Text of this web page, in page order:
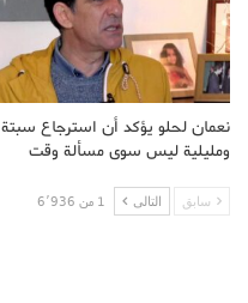
نعمان لحلو يؤكد أن استرجاع سبتة
ومليلية ليس سوى مسألة وقت
سابق التالى 1 من 6٬936